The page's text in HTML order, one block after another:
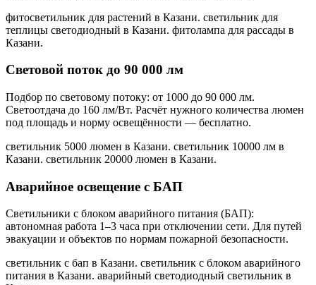
фитосветильник для растений в Казани. светильник для
теплицы светодиодный в Казани. фитолампа для рассады в
Казани.
Световой поток до 90 000 лм
Подбор по световому потоку: от 1000 до 90 000 лм.
Светоотдача до 160 лм/Вт. Расчёт нужного количества люмен
под площадь и норму освещённости — бесплатно.
светильник 5000 люмен в Казани. светильник 10000 лм в
Казани. светильник 20000 люмен в Казани.
Аварийное освещение с БАП
Светильники с блоком аварийного питания (БАП):
автономная работа 1–3 часа при отключении сети. Для путей
эвакуации и объектов по нормам пожарной безопасности.
светильник с бап в Казани. светильник с блоком аварийного
питания в Казани. аварийный светодиодный светильник в